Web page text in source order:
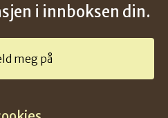
i innboksen din.
meg på